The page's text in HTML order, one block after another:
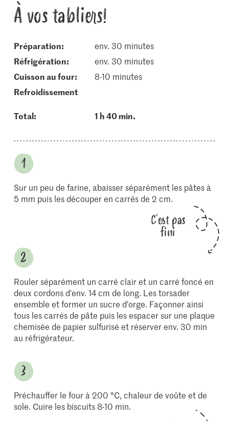
À vos tabliers!
Préparation:
env. 30 minutes
réfrigération:
env. 30 minutes
cuisson au four:
8-10 minutes
refroidissement
Total: 1 h 40 min.
Sur un peu de farine, abaisser séparément les pâtes à
5 mm puis les découper en carrés de 2 cm.
C'est pas
fini
Rouler séparément un carré clair et un carré foncé en
deux cordons d'env. 14 cm de long. Les torsader
ensemble et former un sucre d'orge. Façonner ainsi
tous les carrés de pâte puis les espacer sur une plaque
chemisée de papier sulfurisé et réserver env. 30 min
au réfrigérateur.
Préchauffer le four à 200 °C, chaleur de voûte et de
sole. Cuire les biscuits 8-10 min.